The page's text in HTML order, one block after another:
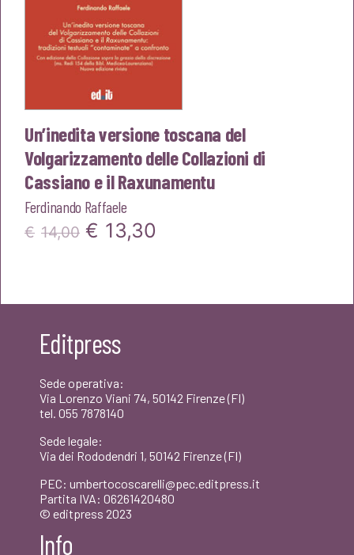
Un’inedita versione toscana del
Volgarizzamento delle Collazioni di
Cassiano e il Raxunamentu
Ferdinando Raffaele
€ 14,00 Il
€14,00.
€ 13,30
Editpress
Sede operativa:
Via Lorenzo Viani 74, 50142 Firenze (FI)
tel. 055 7878140
Sede legale:
Via dei Rododendri 1, 50142 Firenze (FI)
PEC: umbertocoscarelli@pec.editpress.it
Partita IVA: 06261420480
© editpress 2023
Info